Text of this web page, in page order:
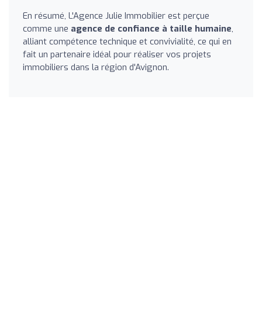
En résumé, L'Agence Julie Immobilier est perçue
comme une agence de confiance à taille humaine,
alliant compétence technique et convivialité, ce qui en
fait un partenaire idéal pour réaliser vos projets
immobiliers dans la région d'Avignon.